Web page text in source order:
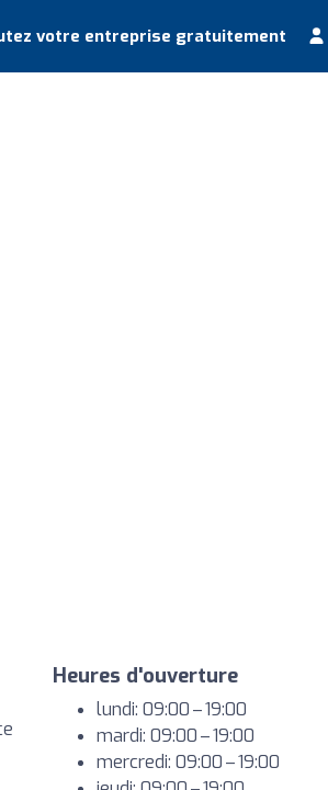
votre entreprise gratuitement
Heures d'ouverture
lundi: 09:00 – 19:00
mardi: 09:00 – 19:00
mercredi: 09:00 – 19:00